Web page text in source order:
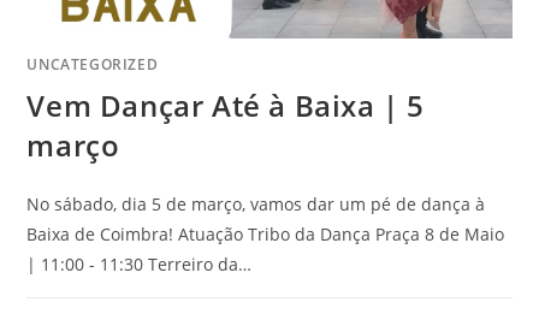
UNCATEGORIZED
Vem Dançar Até à Baixa | 5
março
No sábado, dia 5 de março, vamos dar um pé de dança à
Baixa de Coimbra! Atuação Tribo da Dança Praça 8 de Maio
| 11:00 - 11:30 Terreiro da…